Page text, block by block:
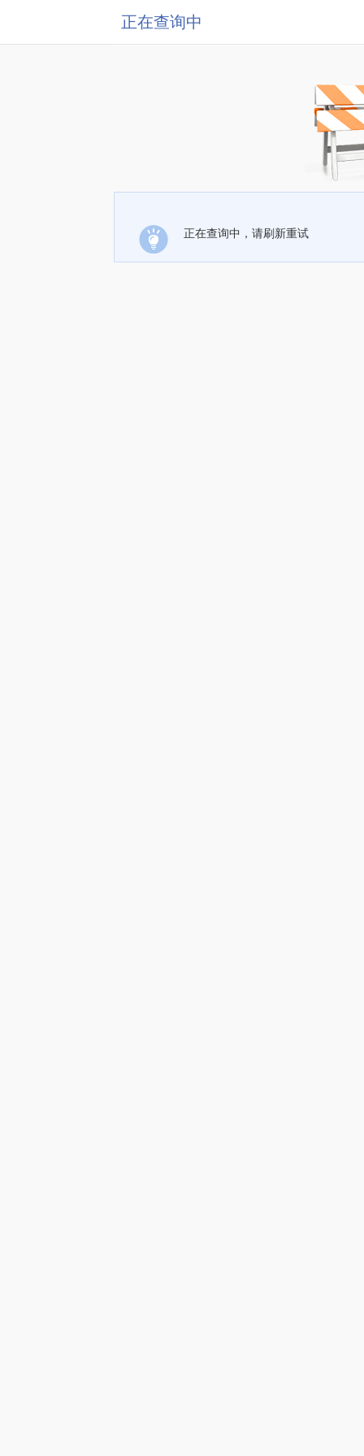
正在查询中
正在查询中，请刷新重试